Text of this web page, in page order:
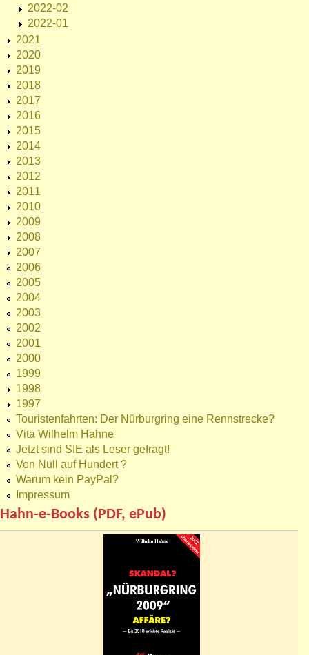
2022-02
2022-01
2021
2020
2019
2018
2017
2016
2015
2014
2013
2012
2011
2010
2009
2008
2007
2006
2005
2004
2003
2002
2001
2000
1999
1998
1997
Touristenfahrten: Der Nürburgring eine Rennstrecke?
Vita Wilhelm Hahne
Jetzt sind SIE als Leser gefragt!
Von Null auf Hundert ?
Warum kein PayPal?
Impressum
Hahn-e-Books (PDF, ePub)